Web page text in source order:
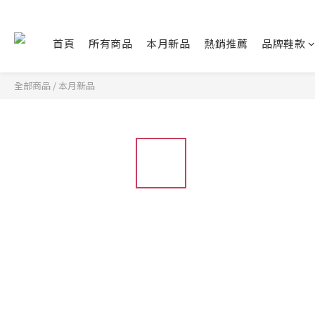
首頁 所有商品 本月新品 熱銷推薦 品牌鞋款
全部商品 / 本月新品